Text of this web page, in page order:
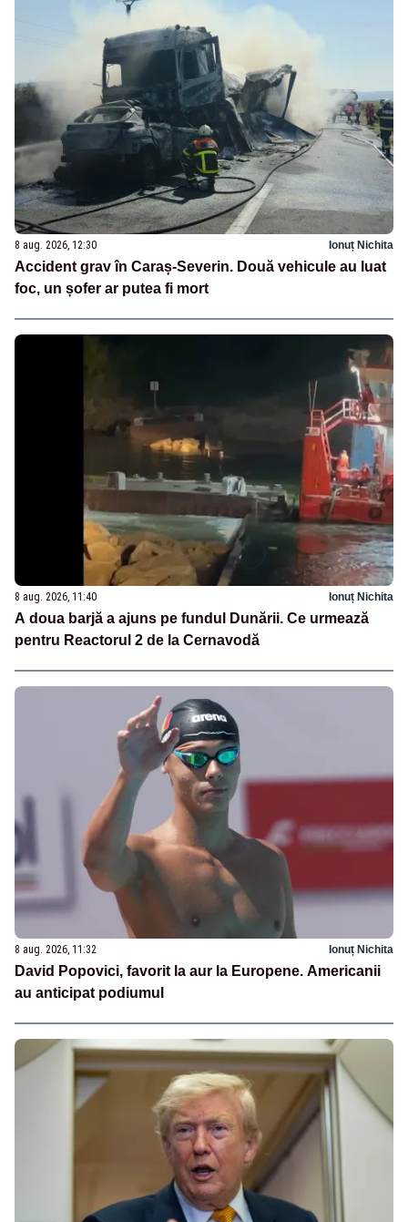
8 aug. 2026, 12:30 Ionuț Nichita
Accident grav în Caraș-Severin. Două vehicule au luat
foc, un șofer ar putea fi mort
8 aug. 2026, 11:40 Ionuț Nichita
A doua barjă a ajuns pe fundul Dunării. Ce urmează
pentru Reactorul 2 de la Cernavodă
8 aug. 2026, 11:32 Ionuț Nichita
David Popovici, favorit la aur la Europene. Americanii
au anticipat podiumul